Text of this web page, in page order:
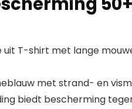
uit T-shirt met lange
met strand- en
biedt bescherming